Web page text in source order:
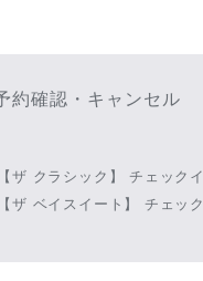
約確認・キャンセル
【ザ クラシック】チェック
【ザ ベイスイート】 チェッ